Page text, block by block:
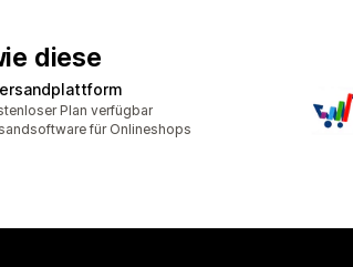
diese
insgesamtPlan verfügbar
für Onlineshops